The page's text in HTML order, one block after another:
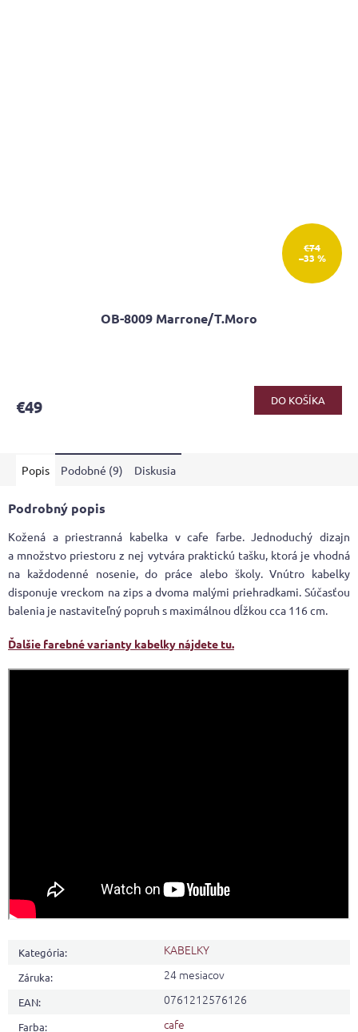
€74
–33 %
OB-8009 Marrone/T.Moro
je
hviezdičiek.
€49 DO KOŠÍKA
Popis Podobné (9) Diskusia
Podrobný popis
Kožená a priestranná kabelka v cafe farbe. Jednoduchý dizajn
a množstvo priestoru z nej vytvára praktickú tašku, ktorá je vhodná
na každodenné nosenie, do práce alebo školy. Vnútro kabelky
disponuje vreckom na zips a dvoma malými priehradkami. Súčasťou
balenia je nastaviteľný popruh s maximálnou dĺžkou cca 116 cm.
Ďalšie farebné varianty kabelky nájdete tu.
Kategória: KABELKY
Záruka: 24 mesiacov
EAN: 0761212576126
Farba: cafe